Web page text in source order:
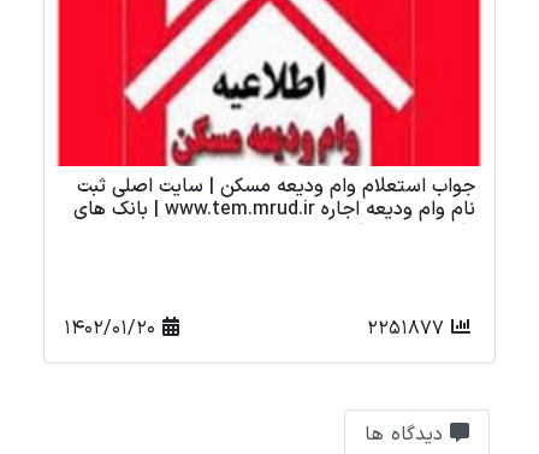
تهیه مسکن برای افراد بی بضاعت محرومان در دولت
رئیسی
دیدگاه ها